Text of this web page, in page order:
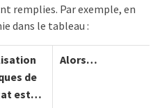
remplies. Par exemple, en
dans le tableau :
de
est…​
Alors…​